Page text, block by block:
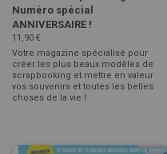
Numéro spécial
ANNIVERSAIRE !
11,90 €
Votre magazine spécialisé pour
créer les plus beaux modèles de
scrapbooking et mettre en valeur
vos souvenirs et toutes les belles
choses de la vie !